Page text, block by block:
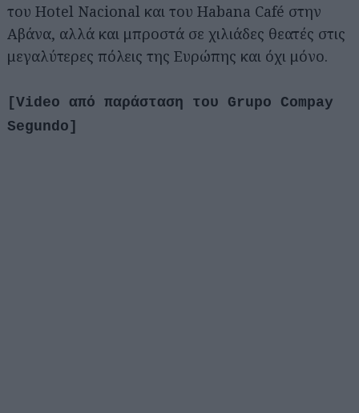
του Hotel Nacional και του Habana Café στην
Αβάνα, αλλά και μπροστά σε χιλιάδες θεατές στις
μεγαλύτερες πόλεις της Ευρώπης και όχι μόνο.
[Video από παράσταση του Grupo Compay
Segundo]